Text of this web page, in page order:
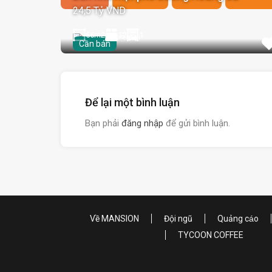
Cần bán
24,5 Tỷ VND
66m2
Để lại một bình luận
Bạn phải đăng nhập để gửi bình luận.
Về MANSION Đội ngũ Quảng cáo
TYCOON COFFEE